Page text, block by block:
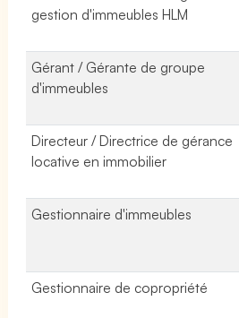
gestion d'immeubles HLM
Gérant / Gérante de groupe
d'immeubles
Directeur / Directrice de gérance
locative en immobilier
Gestionnaire d'immeubles
Gestionnaire de copropriété